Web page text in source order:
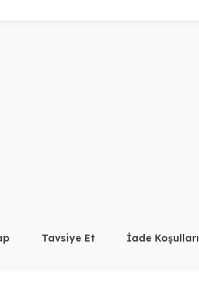
Tavsiye Et İade Koşulları